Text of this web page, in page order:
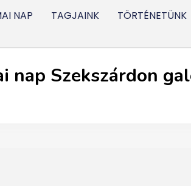
NAP TAGJAINK TÖRTÉNETÜNK
nap Szekszárdon